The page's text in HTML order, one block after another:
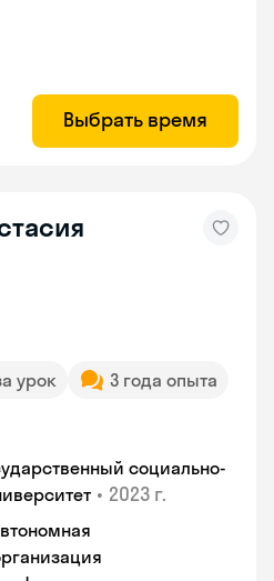
Выбрать время
урок
3 года опыта
социально-
• 2023 г.